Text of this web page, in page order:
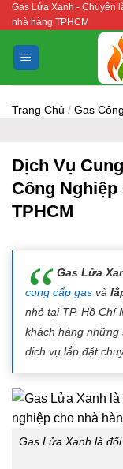
Bỏ
qua
nội
dung
Gas Lửa Xanh - Chuyên
nhà hàng TPHCM
Trang Chủ / Gas
Dịch Vụ
Công Nghiệp
TPHCM
Gas Lửa
cung cấp gas và
nhỏ tại TP. Hồ Chí
khách hàng những
dịch vụ lắp đặt
Gas Lửa Xanh là